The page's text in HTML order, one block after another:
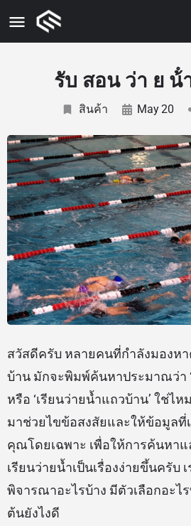
รับ สอน ว่า ย น้ํ
สินค้า May20
สวัสดีครับ หลายคนที่กำลังมองหา
บ้าน มักจะพิมพ์ค้นหาประมาณว่า
หรือ ‘เรียนว่ายน้ำแถวบ้าน’ ใช่ไ
มาช่วยไขข้อสงสัยและให้ข้อมูลที่
คุณโดยเฉพาะ เพื่อให้การค้นหา
เรียนว่ายน้ำเป็นเรื่องง่ายขึ้นครับ
พิจารณาอะไรบ้าง มีตัวเลือกอะไ
ต้นยังไงดี